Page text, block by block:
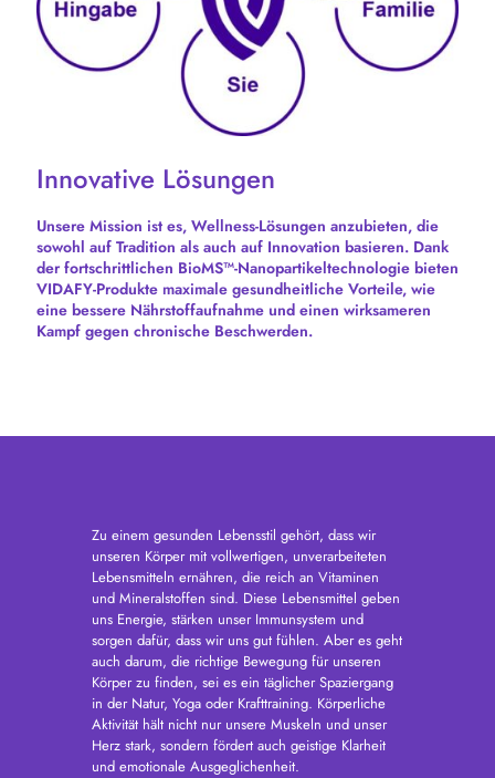
Innovative Lösungen
Unsere Mission ist es, Wellness-Lösungen anzubieten, die
sowohl auf Tradition als auch auf Innovation basieren. Dank
der fortschrittlichen BioMS™-Nanopartikeltechnologie bieten
VIDAFY-Produkte maximale gesundheitliche Vorteile, wie
eine bessere Nährstoffaufnahme und einen wirksameren
Kampf gegen chronische Beschwerden.
Zu einem gesunden Lebensstil gehört, dass wir
unseren Körper mit vollwertigen, unverarbeiteten
Lebensmitteln ernähren, die reich an Vitaminen
und Mineralstoffen sind. Diese Lebensmittel geben
uns Energie, stärken unser Immunsystem und
sorgen dafür, dass wir uns gut fühlen. Aber es geht
auch darum, die richtige Bewegung für unseren
Körper zu finden, sei es ein täglicher Spaziergang
in der Natur, Yoga oder Krafttraining. Körperliche
Aktivität hält nicht nur unsere Muskeln und unser
Herz stark, sondern fördert auch geistige Klarheit
und emotionale Ausgeglichenheit.